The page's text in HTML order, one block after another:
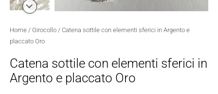
Home / Girocollo / Catena sottile con elementi sferici in Argento e
placcato Oro
Catena sottile con elementi sferici in
Argento e placcato Oro